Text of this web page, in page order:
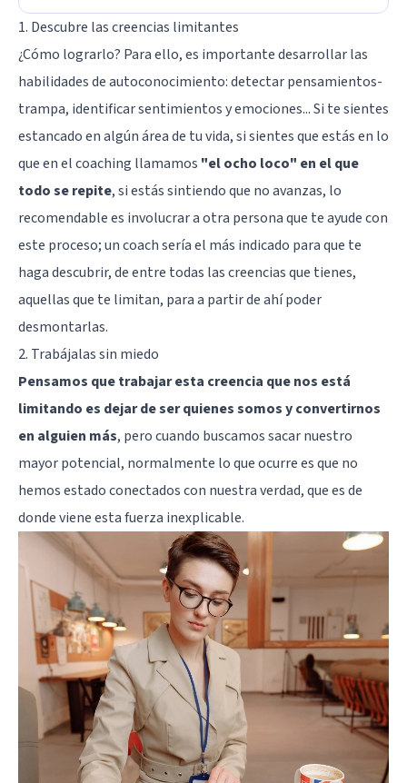
1. Descubre las creencias limitantes
¿Cómo lograrlo? Para ello, es importante desarrollar las
habilidades de autoconocimiento: detectar pensamientos-
trampa, identificar sentimientos y emociones... Si te sientes
estancado en algún área de tu vida, si sientes que estás en lo
que en el coaching llamamos "el ocho loco" en el que
todo se repite, si estás sintiendo que no avanzas, lo
recomendable es involucrar a otra persona que te ayude con
este proceso; un coach sería el más indicado para que te
haga descubrir, de entre todas las creencias que tienes,
aquellas que te limitan, para a partir de ahí poder
desmontarlas.
2. Trabájalas sin miedo
Pensamos que trabajar esta creencia que nos está
limitando es dejar de ser quienes somos y convertirnos
en alguien más, pero cuando buscamos sacar nuestro
mayor potencial, normalmente lo que ocurre es que no
hemos estado conectados con nuestra verdad, que es de
donde viene esta fuerza inexplicable.